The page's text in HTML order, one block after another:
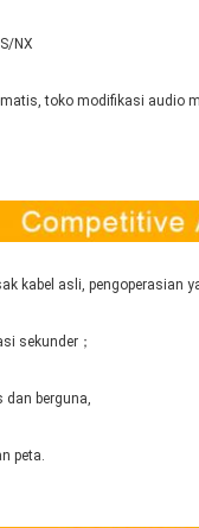
NX
toko modifikasi audio
kabel asli, pengoperasian
sekunder；
dan berguna,
peta.